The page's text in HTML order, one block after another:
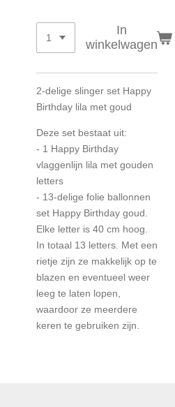
In
winkelwagen
2-delige slinger set Happy
Birthday lila met goud
Deze set bestaat uit:
- 1 Happy Birthday
vlaggenlijn lila met gouden
letters
- 13-delige folie ballonnen
set Happy Birthday goud.
Elke letter is 40 cm hoog.
In totaal 13 letters. Met een
rietje zijn ze makkelijk op te
blazen en eventueel weer
leeg te laten lopen,
waardoor ze meerdere
keren te gebruiken zijn.